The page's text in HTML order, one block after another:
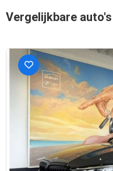
Vergelijkbare auto's